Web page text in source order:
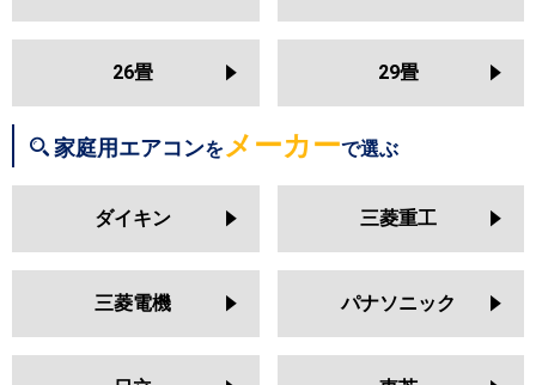
RAS-VJ2525S RAS-ZJ2525S
SRK2526SK2
SRK2526TWF
SRK2526T SRK2526R SRK2526S
パナソニック CS-255DJ CS-255DGX CS-
255DEX
CS-255DHX CS-254DLX
K251X
RAS-2513T RAS-K251DZ
RAS-K251DX
RAS-K251DRH
MSZ-AXV2525
MSZ-BXV2525
MSZ-JXV2525 MSZ-ZXV2525
MSZ-BXV2524
MSZ-JXV2524
MSZ-ZXV2524 MSZ-GV2523
MSZ-AXV2523
26畳 29畳
家庭用エアコンをメーカーで選ぶ
ダイキン 三菱重工
三菱電機 パナソニック